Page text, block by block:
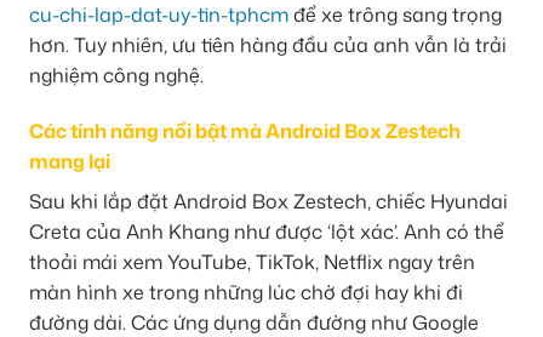
cu-chi-lap-dat-uy-tin-tphcmđể xe trông sang trọng
hơn. Tuy nhiên, ưu tiên hàng đầu của anh vẫn là trải
nghiệm công nghệ.
Các tính năng nổi bật mà Android Box Zestech
mang lại
Sau khi lắp đặt Android Box Zestech, chiếc Hyundai
Creta của Anh Khang như được ‘lột xác’. Anh có thể
thoải mái xem YouTube, TikTok, Netflix ngay trên
màn hình xe trong những lúc chờ đợi hay khi đi
đường dài. Các ứng dụng dẫn đường như Google